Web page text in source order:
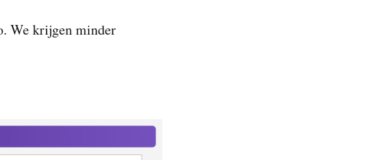
We krijgen minder